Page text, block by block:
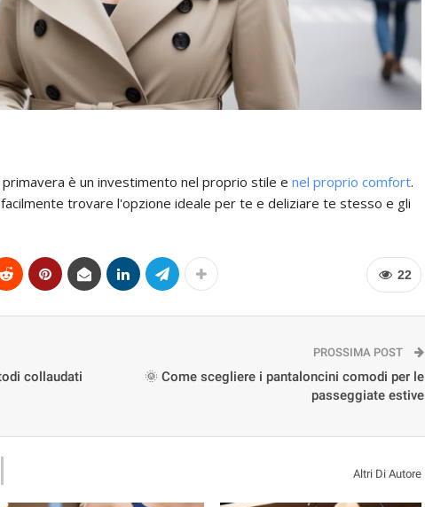
è un investimento nel proprio stile e nel proprio comfort.
trovare l'opzione ideale per te e deliziare te stesso e gli
22
collaudati
PROSSIMA POST
🌞 Come scegliere i pantaloncini comodi per le
passeggiate estive
Altri Di Autore